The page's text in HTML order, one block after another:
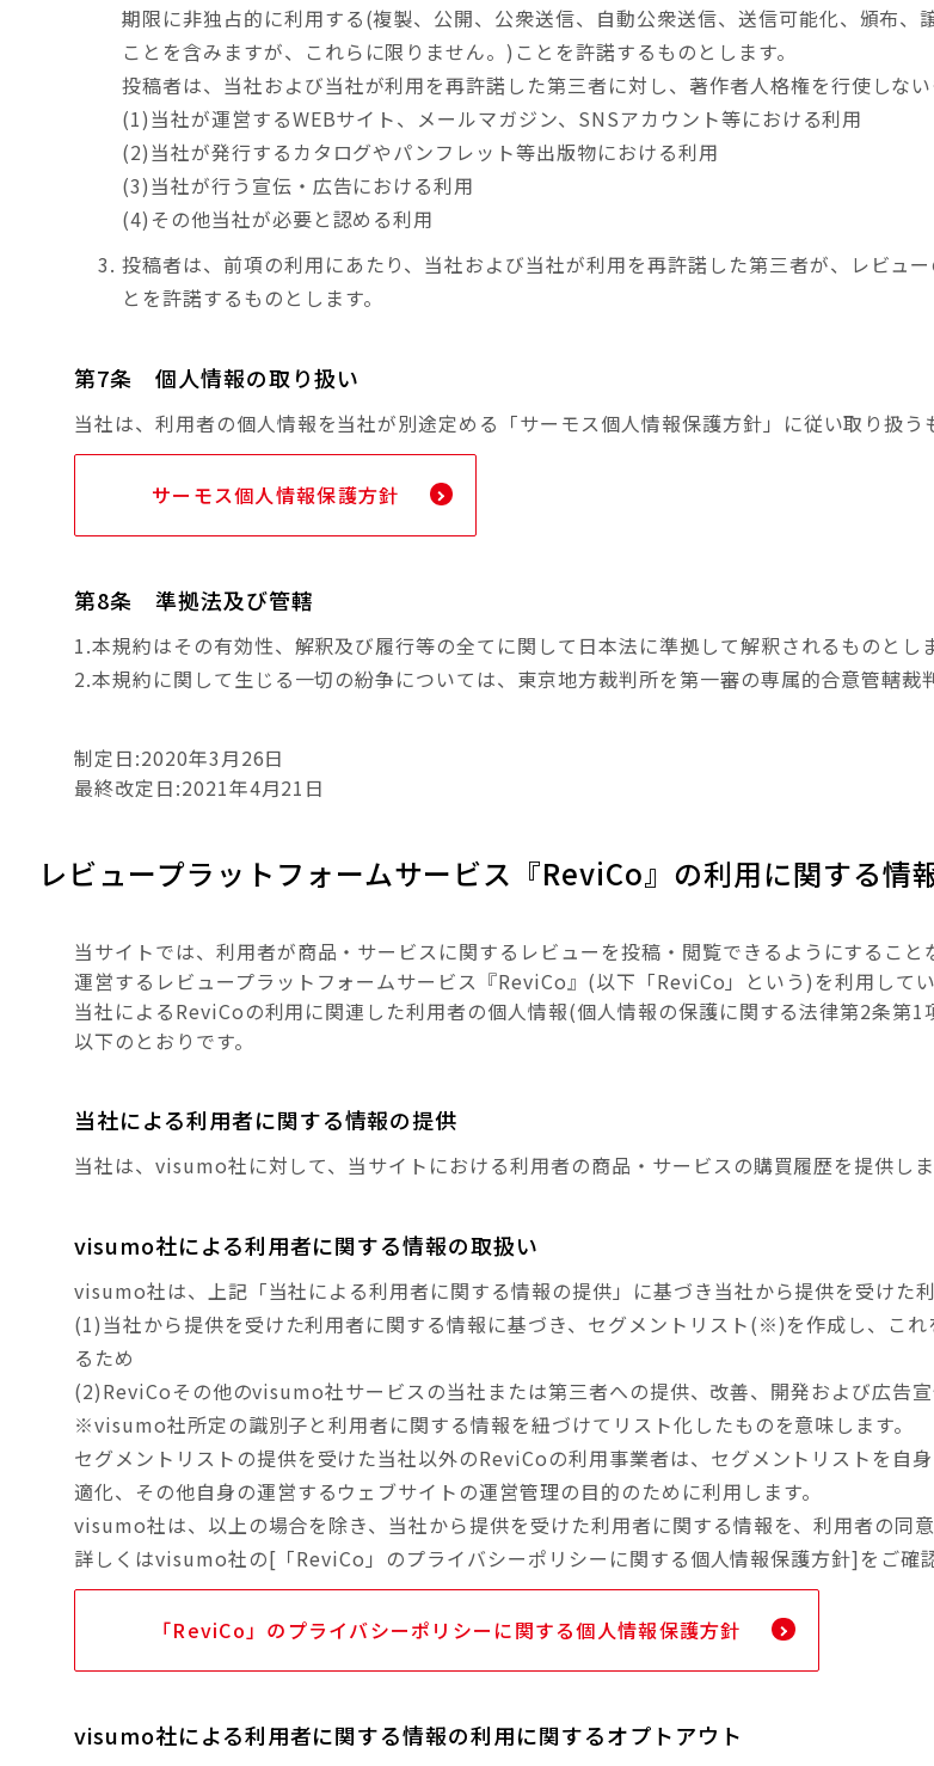
期限に非独占的に利用する(複製、公開、公衆送信、自動公衆送信、送信可能化、頒布
ことを含みますが、これらに限りません。)ことを許諾するものとします。
投稿者は、当社および当社が利用を再許諾した第三者に対し、著作者人格権を行使しない
(1)当社が運営するWEBサイト、メールマガジン、SNSアカウント等における利用
(2)当社が発行するカタログやパンフレット等出版物における利用
(3)当社が行う宣伝・広告における利用
(4)その他当社が必要と認める利用
投稿者は、前項の利用にあたり、当社および当社が利用を再許諾した第三者が、レビュ
とを許諾するものとします。
第7条 個人情報の取り扱い
当社は、利用者の個人情報を当社が別途定める「サーモス個人情報保護方針」に従い取り扱う
サーモス個人情報保護方針
第8条 準拠法及び管轄
1.本規約はその有効性、解釈及び履行等の全てに関して日本法に準拠して解釈されるものとしま
2.本規約に関して生じる一切の紛争については、東京地方裁判所を第一審の専属的合意管轄裁
制定日:2020年3月26日
最終改定日:2021年4月21日
レビュープラットフォームサービス『ReviCo』の利用に関する情
当サイトでは、利用者が商品・サービスに関するレビューを投稿・閲覧できるようにする
運営するレビュープラットフォームサービス『ReviCo』(以下「ReviCo」という)を利用してい
当社によるReviCoの利用に関連した利用者の個人情報(個人情報の保護に関する法律第2条第1
以下のとおりです。
当社による利用者に関する情報の提供
当社は、visumo社に対して、当サイトにおける利用者の商品・サービスの購買履歴を提供し
visumo社による利用者に関する情報の取扱い
visumo社は、上記「当社による利用者に関する情報の提供」に基づき当社から提供を受けた
(1)当社から提供を受けた利用者に関する情報に基づき、セグメントリスト(※)を作成し、こ
るため
(2)ReviCoその他のvisumo社サービスの当社または第三者への提供、改善、開発および広告
※visumo社所定の識別子と利用者に関する情報を紐づけてリスト化したものを意味します。
セグメントリストの提供を受けた当社以外のReviCoの利用事業者は、セグメントリストを自
適化、その他自身の運営するウェブサイトの運営管理の目的のために利用します。
visumo社は、以上の場合を除き、当社から提供を受けた利用者に関する情報を、利用者の同
詳しくはvisumo社の[「ReviCo」のプライバシーポリシーに関する個人情報保護方針]をご確
「ReviCo」のプライバシーポリシーに関する個人情報保護方針
visumo社による利用者に関する情報の利用に関するオプトアウト